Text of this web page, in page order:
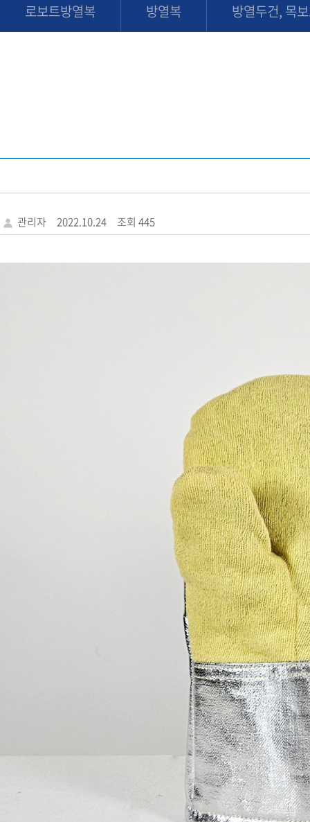
로보트방열복 방열복 방열두건, 목
관리자 2022.10.24 조회 445